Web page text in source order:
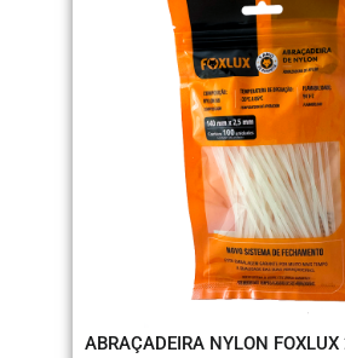
ABRAÇADEIRA NYLON